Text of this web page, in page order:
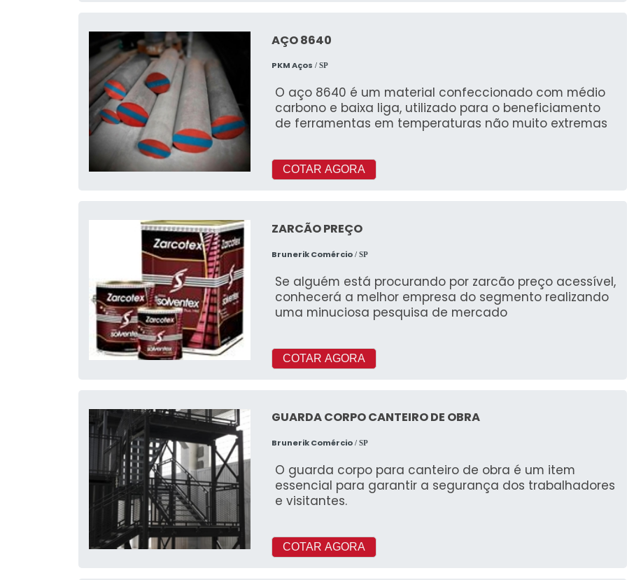
AÇO 8640
PKM Aços / SP
O aço 8640 é um material confeccionado com médio
carbono e baixa liga, utilizado para o beneficiamento
de ferramentas em temperaturas não muito extremas
COTAR AGORA
ZARCÃO PREÇO
Brunerik Comércio / SP
Se alguém está procurando por zarcão preço acessível,
conhecerá a melhor empresa do segmento realizando
uma minuciosa pesquisa de mercado
COTAR AGORA
GUARDA CORPO CANTEIRO DE OBRA
Brunerik Comércio / SP
O guarda corpo para canteiro de obra é um item
essencial para garantir a segurança dos trabalhadores
e visitantes.
COTAR AGORA